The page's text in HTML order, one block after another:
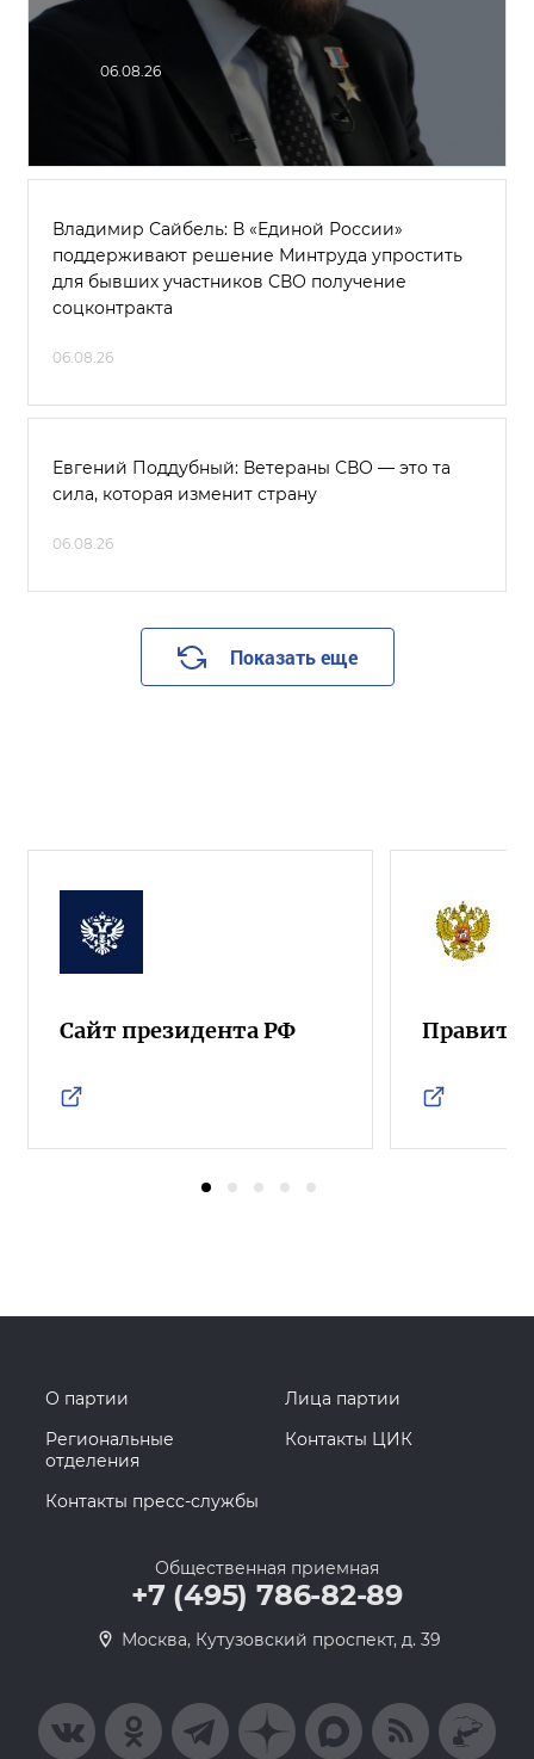
06.08.26
Владимир Сайбель: В «Единой России»
поддерживают решение Минтруда упростить
для бывших участников СВО получение
соцконтракта
06.08.26
Евгений Поддубный: Ветераны СВО — это та
сила, которая изменит страну
06.08.26
Показать еще
Сайт президента РФ
О партии
Лица партии
Региональные
отделения
Контакты ЦИК
Контакты пресс-службы
Общественная приемная
+7 (495) 786-82-89
Москва, Кутузовский проспект, д. 39